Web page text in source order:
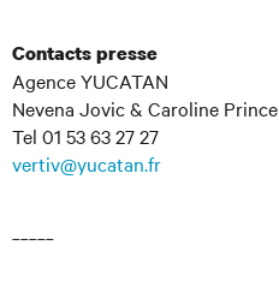
Contacts presse
Agence YUCATAN
Nevena Jovic & Caroline Prince
Tel 01 53 63 27 27
vertiv@yucatan.fr